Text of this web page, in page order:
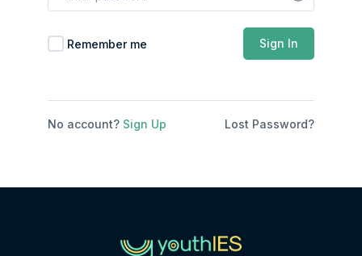
Remember Me
Remember me Sign In
No account? Sign Up Lost Password?